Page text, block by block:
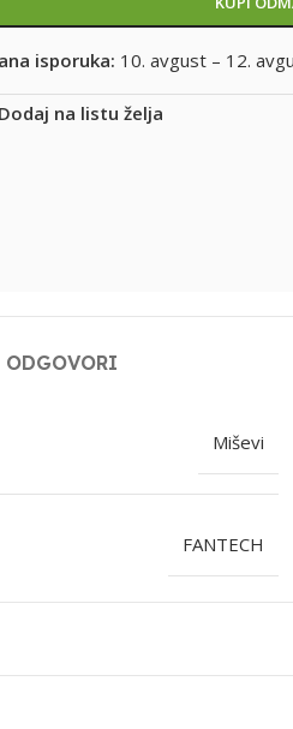
isporuka: 10. avgust – 12.
na listu želja
Miševi
FANTECH